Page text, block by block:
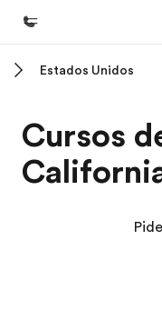
Programas
Ver todo lo que hacemos
Estados Unidos
Cursos